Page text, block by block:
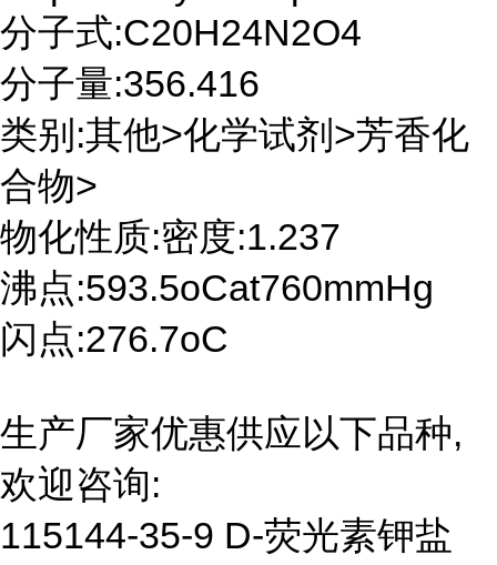
分子式:C20H24N2O4
分子量:356.416
类别:其他>化学试剂>芳香化
合物>
物化性质:密度:1.237
沸点:593.5oCat760mmHg
闪点:276.7oC
生产厂家优惠供应以下品种,
欢迎咨询:
115144-35-9 D-荧光素钾盐